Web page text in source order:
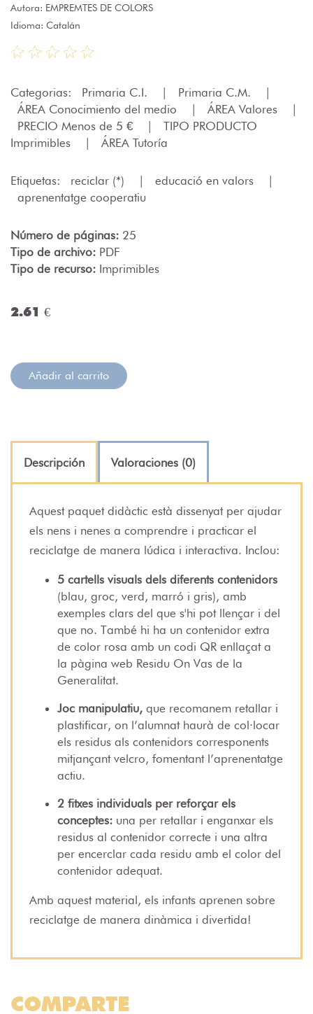
Autora: EMPREMTES DE COLORS
Idioma: Catalán
Categorias: Primaria C.I. Primaria C.M.
ÁREA Conocimiento del medio
ÁREA Valores
PRECIO Menos de 5 €
TIPO PRODUCTO
Imprimibles
ÁREA Tutoría
Etiquetas: reciclar (*) educació en valors
aprenentatge cooperatiu
Número de páginas: 25
Tipo de archivo: PDF
Tipo de recurso: Imprimibles
2.61 €
Añadir al carrito
Descripción Valoraciones (0)
Aquest paquet didàctic està dissenyat per ajudar
els nens i nenes a comprendre i practicar el
reciclatge de manera lúdica i interactiva. Inclou:
5 cartells visuals dels diferents contenidors
(blau, groc, verd, marró i gris), amb
exemples clars del que s'hi pot llençar i del
que no. També hi ha un contenidor extra
de color rosa amb un codi QR enllaçat a
la pàgina web Residu On Vas de la
Generalitat.
Joc manipulatiu, que recomanem retallar i
plastificar, on l’alumnat haurà de col·locar
els residus als contenidors corresponents
mitjançant velcro, fomentant l’aprenentatge
actiu.
2 fitxes individuals per reforçar els
conceptes: una per retallar i enganxar els
residus al contenidor correcte i una altra
per encerclar cada residu amb el color del
contenidor adequat.
Amb aquest material, els infants aprenen sobre
reciclatge de manera dinàmica i divertida!
COMPARTE